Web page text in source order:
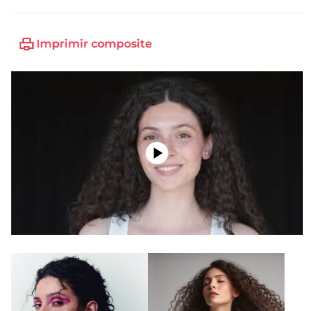
Imprimir composite